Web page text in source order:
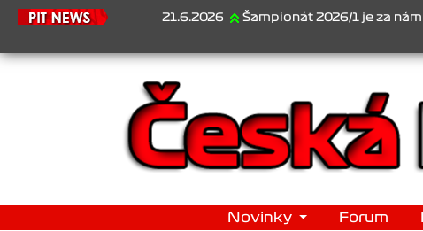
21.6.2026 Šampionát 2026/1 je za námi...1.
Novinky Forum